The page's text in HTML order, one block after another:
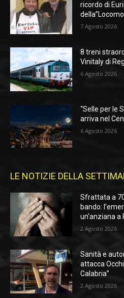
ricordo di
7 Agosto 2026
8 treni
Vinitaly di
6 Agosto 2026
“Selle per le
arriva nel
6 Agosto 2026
LE NOTIZIE DELLA
Sfrattata a
bando:
un’anziana a
2 Agosto 2026
Sanità e
attacca
Calabria”
2 Agosto 2026